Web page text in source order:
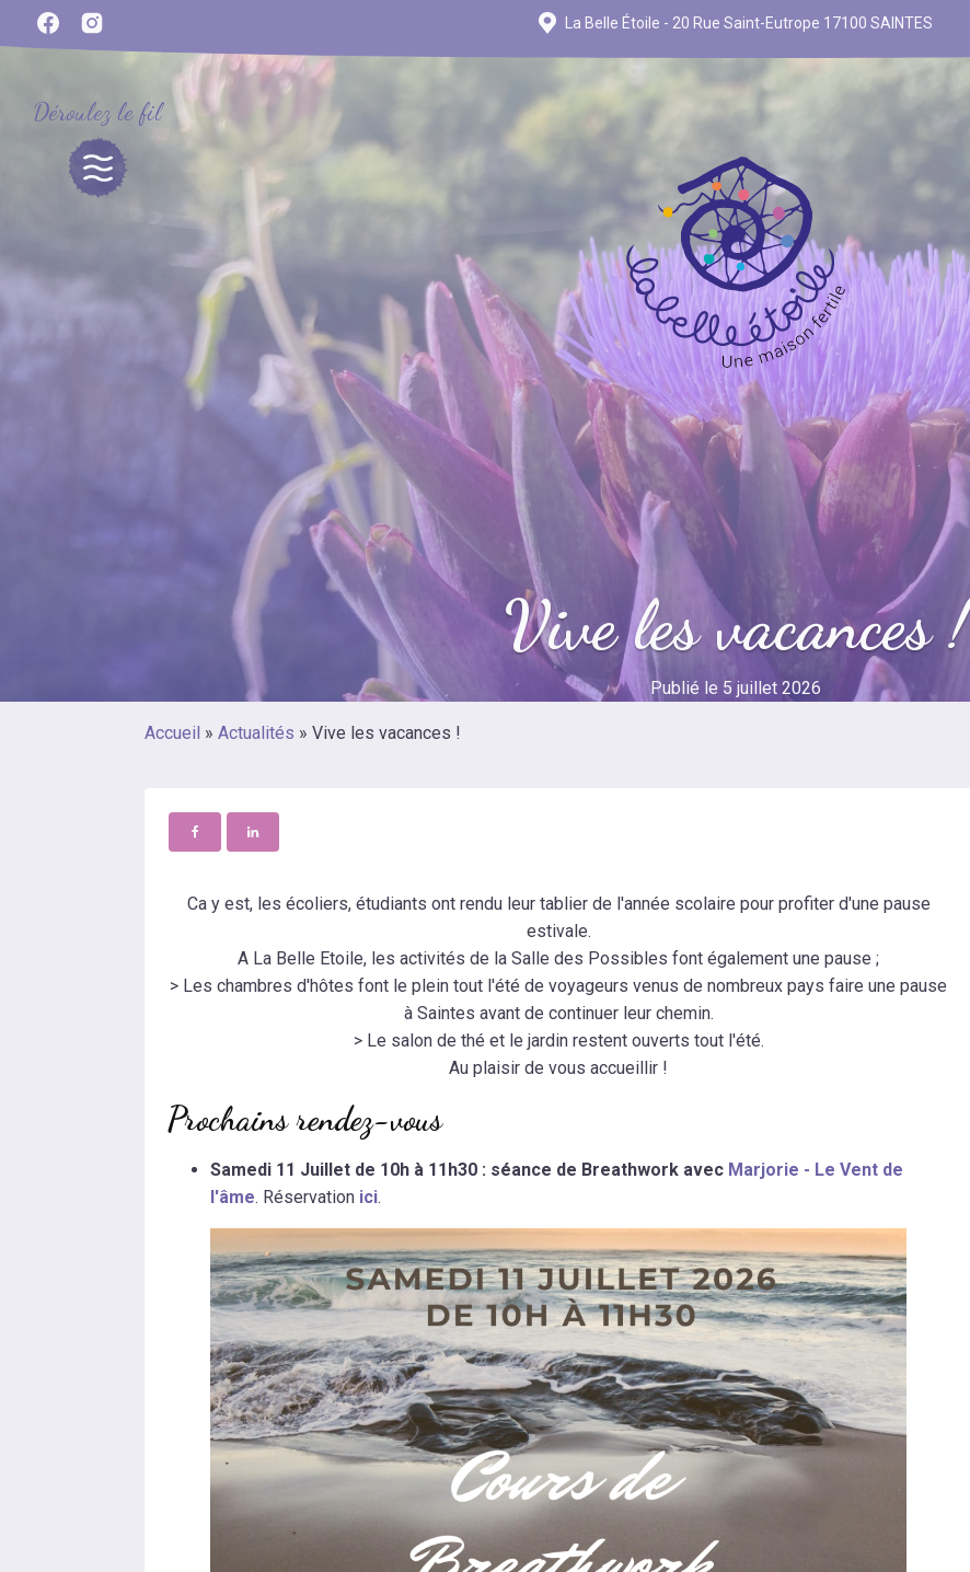
La Belle Étoile - 20 Rue Saint-Eutrope 17100 SAINTES
Déroulez le fil
Vive les vacances !
Publié le 5 juillet 2026
Accueil » Actualités » Vive les vacances !
Ca y est, les écoliers, étudiants ont rendu leur tablier de l'année scolaire pour profiter d'une pause
estivale.
A La Belle Etoile, les activités de la Salle des Possibles font également une pause ;
> Les chambres d'hôtes font le plein tout l'été de voyageurs venus de nombreux pays faire une pause
à Saintes avant de continuer leur chemin.
> Le salon de thé et le jardin restent ouverts tout l'été.
Au plaisir de vous accueillir !
Prochains rendez-vous
Samedi 11 Juillet de 10h à 11h30 : séance de Breathwork avec Marjorie - Le Vent de
l'âme. Réservation ici.